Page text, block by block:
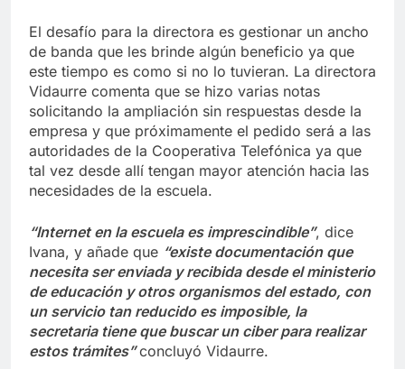
El desafío para la directora es gestionar un ancho
de banda que les brinde algún beneficio ya que
este tiempo es como si no lo tuvieran. La directora
Vidaurre comenta que se hizo varias notas
solicitando la ampliación sin respuestas desde la
empresa y que próximamente el pedido será a las
autoridades de la Cooperativa Telefónica ya que
tal vez desde allí tengan mayor atención hacia las
necesidades de la escuela.
“Internet en la escuela es imprescindible”, dice
Ivana, y añade que “existe documentación que
necesita ser enviada y recibida desde el ministerio
de educación y otros organismos del estado, con
un servicio tan reducido es imposible, la
secretaria tiene que buscar un ciber para realizar
estos trámites”concluyó Vidaurre.